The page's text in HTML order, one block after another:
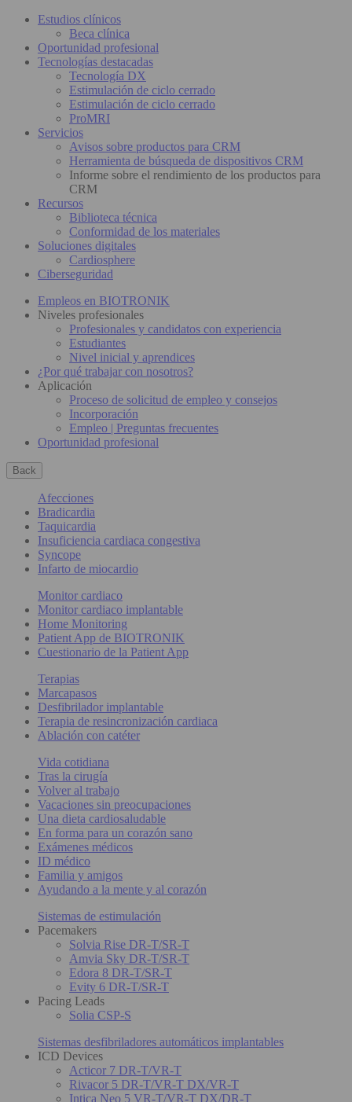
Estudios clínicos
Beca clínica
Oportunidad profesional
Tecnologías destacadas
Tecnología DX
Estimulación de ciclo cerrado
Estimulación de ciclo cerrado
ProMRI
Servicios
Avisos sobre productos para CRM
Herramienta de búsqueda de dispositivos CRM
Informe sobre el rendimiento de los productos para
CRM
Recursos
Biblioteca técnica
Conformidad de los materiales
Soluciones digitales
Cardiosphere
Ciberseguridad
Empleos en BIOTRONIK
Niveles profesionales
Profesionales y candidatos con experiencia
Estudiantes
Nivel inicial y aprendices
¿Por qué trabajar con nosotros?
Aplicación
Proceso de solicitud de empleo y consejos
Incorporación
Empleo | Preguntas frecuentes
Oportunidad profesional
Back
Afecciones
Bradicardia
Taquicardia
Insuficiencia cardiaca congestiva
Syncope
Infarto de miocardio
Monitor cardiaco
Monitor cardiaco implantable
Home Monitoring
Patient App de BIOTRONIK
Cuestionario de la Patient App
Terapias
Marcapasos
Desfibrilador implantable
Terapia de resincronización cardiaca
Ablación con catéter
Vida cotidiana
Tras la cirugía
Volver al trabajo
Vacaciones sin preocupaciones
Una dieta cardiosaludable
En forma para un corazón sano
Exámenes médicos
ID médico
Familia y amigos
Ayudando a la mente y al corazón
Sistemas de estimulación
Pacemakers
Solvia Rise DR-T/SR-T
Amvia Sky DR-T/SR-T
Edora 8 DR-T/SR-T
Evity 6 DR-T/SR-T
Pacing Leads
Solia CSP-S
Sistemas desfibriladores automáticos implantables
ICD Devices
Acticor 7 DR-T/VR-T
Rivacor 5 DR-T/VR-T DX/VR-T
Intica Neo 5 VR-T/VR-T DX/DR-T